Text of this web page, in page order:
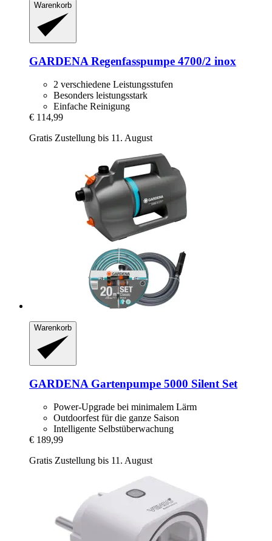
Warenkorb
GARDENA Regenfasspumpe 4700/2 inox
2 verschiedene Leistungsstufen
Besonders leistungsstark
Einfache Reinigung
€ 114,99
Gratis Zustellung bis 11. August
Warenkorb
GARDENA Gartenpumpe 5000 Silent Set
Power-Upgrade bei minimalem Lärm
Outdoorfest für die ganze Saison
Intelligente Selbstüberwachung
€ 189,99
Gratis Zustellung bis 11. August